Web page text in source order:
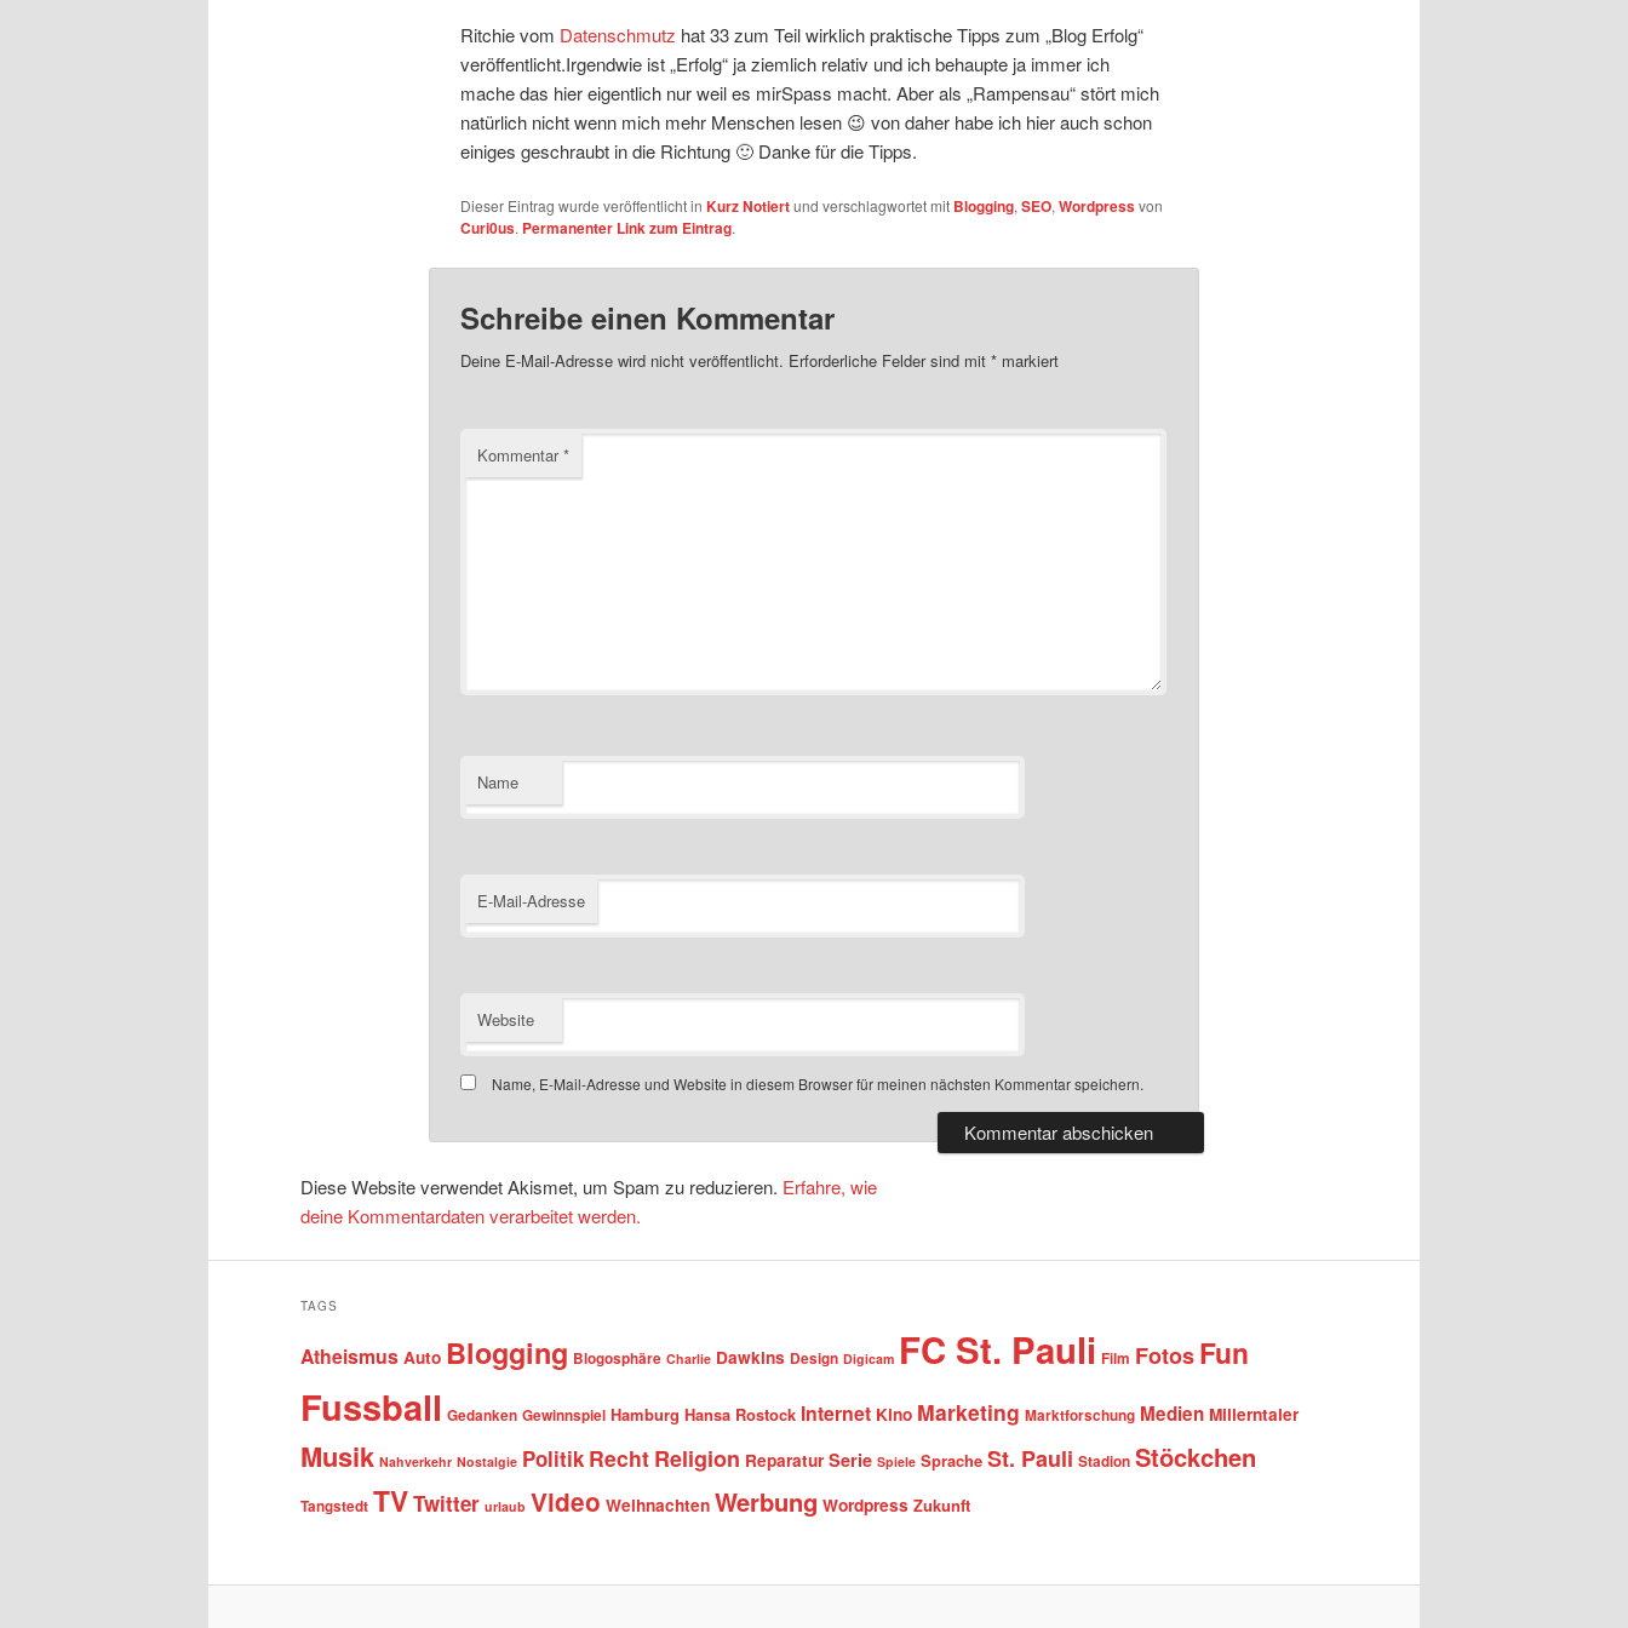
Ritchie vom Datenschmutz hat 33 zum Teil wirklich praktische Tipps zum „Blog Erfolg“
veröffentlicht.Irgendwie ist „Erfolg“ ja ziemlich relativ und ich behaupte ja immer ich
mache das hier eigentlich nur weil es mirSpass macht. Aber als „Rampensau“ stört mich
natürlich nicht wenn mich mehr Menschen lesen 😉 von daher habe ich hier auch schon
einiges geschraubt in die Richtung 🙂 Danke für die Tipps.
Dieser Eintrag wurde veröffentlicht in Kurz Notiertund verschlagwortet mit Blogging, SEO, Wordpressvon
Curi0us. Permanenter Link zum Eintrag.
Schreibe einen Kommentar
Deine E-Mail-Adresse wird nicht veröffentlicht. Erforderliche Felder sind mit *markiert
Kommentar*
Name
E-Mail-Adresse
Website
Name, E-Mail-Adresse und Website in diesem Browser für meinen nächsten Kommentar speichern.
Diese Website verwendet Akismet, um Spam zu reduzieren. Erfahre, wie
deine Kommentardaten verarbeitet werden.
TAGS
Atheismus Auto Blogging Blogosphäre Charlie Dawkins Design Digicam FC St. Pauli Film FotosFun
Fussball Gedanken Gewinnspiel Hamburg Hansa Rostock Internet Kino Marketing Marktforschung Medien Millerntaler
Musik Nahverkehr Nostalgie Politik Recht Religion Reparatur Serie Spiele Sprache St. Pauli Stadion Stöckchen
Tangstedt TVTwitter urlaub Video Weihnachten Werbung Wordpress Zukunft